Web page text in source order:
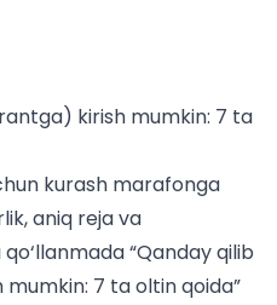
kirish mumkin: 7 ta
kurash marafonga
aniq reja va
“Qanday qilib
7 ta oltin qoida”